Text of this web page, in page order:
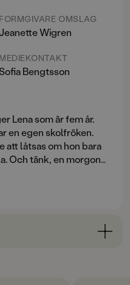
FORMGIVARE OMSLAG
Wigren
MEDIEKONTAKT
Sofia Bengtsson
Lena som är fem år.
en egen skolfröken.
att låtsas om hon bara
Och tänk, en morgon
hon får följa med
Dumpe-bibliotek.